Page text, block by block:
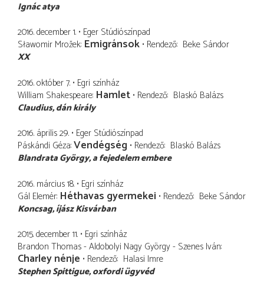
Ignác atya
2016. december 1. Eger Stúdiószínpad
Sławomir Mrožek Emigránsok Rendező Beke Sándor
XX
2016. október 7. Egri színház
William Shakespeare Hamlet Rendező Blaskó Balázs
Claudius dán király
2016. április 29. Eger Stúdiószínpad
Páskándi Géza Vendégség Rendező Blaskó Balázs
Blandrata György a fejedelem embere
2016. március 18. Egri színház
Gál Elemér Héthavas gyermekei Rendező Beke Sándor
Koncsag íjász Kisvárban
2015. december 11. Egri színház
Brandon Thomas - Aldobolyi Nagy György - Szenes Iván
Charley nénje Rendező Halasi Imre
Stephen Spittigue oxfordi ügyvéd